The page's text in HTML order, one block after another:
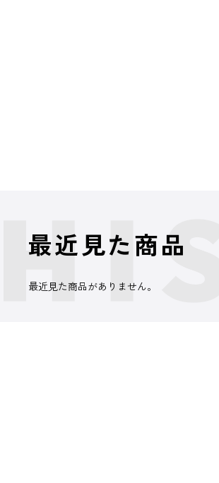
最近見た商品
最近見た商品がありません。